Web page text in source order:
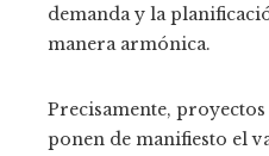
demanda y la
manera armónica.
Precisamente,
ponen de manifiesto el